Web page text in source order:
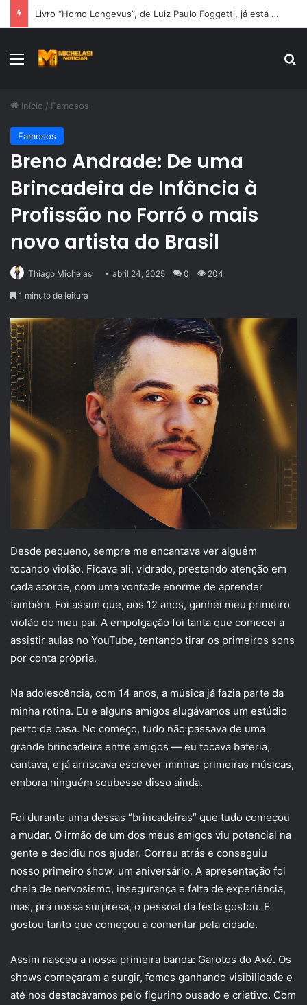
Livro “Homo Longevus”, de Luiz Paulo Foggetti, já está à venda na Amazon e propõe reflexão sobre uma sociedade mais longeva
Menu
Início / Famosos
Famosos
Breno Andrade: De uma
Brincadeira de Infância à
Profissão no Forró o mais
novo artista do Brasil
Thiago Michelasi abril 24, 2025 0 204
1 minuto de leitura
Desde pequeno, sempre me encantava ver alguém
tocando violão. Ficava ali, vidrado, prestando atenção em
cada acorde, com uma vontade enorme de aprender
também. Foi assim que, aos 12 anos, ganhei meu primeiro
violão do meu pai. A empolgação foi tanta que comecei a
assistir aulas no YouTube, tentando tirar os primeiros sons
por conta própria.
Na adolescência, com 14 anos, a música já fazia parte da
minha rotina. Eu e alguns amigos alugávamos um estúdio
perto de casa. No começo, tudo não passava de uma
grande brincadeira entre amigos — eu tocava bateria,
cantava, e já arriscava escrever minhas primeiras músicas,
embora ninguém soubesse disso ainda.
Foi durante uma dessas “brincadeiras” que tudo começou
a mudar. O irmão de um dos meus amigos viu potencial na
gente e decidiu nos ajudar. Correu atrás e conseguiu
nosso primeiro show: um aniversário. A apresentação foi
cheia de nervosismo, insegurança e falta de experiência,
mas, pra nossa surpresa, o pessoal da festa gostou. E
gostou tanto que começou a comentar pela cidade.
Assim nasceu a nossa primeira banda: Garotos do Axé. Os
shows começaram a surgir, fomos ganhando visibilidade e
até nos destacávamos pelo figurino ousado e criativo. Com